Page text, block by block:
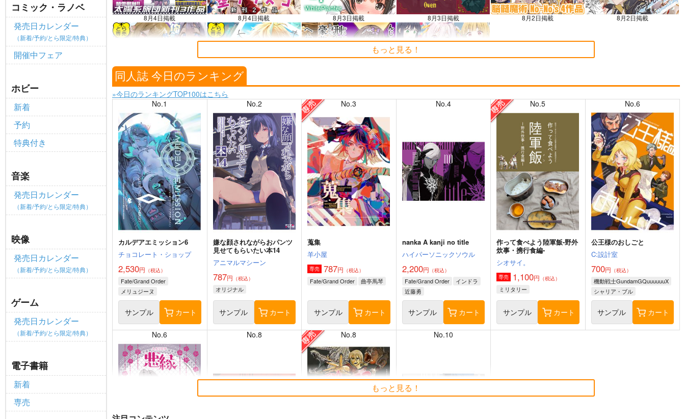
コミック・ラノベ
発売日カレンダー
（新着/予約/とら限定/特典）
開催中フェア
ホビー
新着
予約
特典付き
音楽
発売日カレンダー
（新着/予約/とら限定/特典）
映像
発売日カレンダー
（新着/予約/とら限定/特典）
ゲーム
発売日カレンダー
（新着/予約/とら限定/特典）
電子書籍
新着
専売
全てのお知らせを見る
8月4日掲載 8月4日掲載 8月3日掲載 8月3日掲載 8月2日掲載 8月2日掲載
7月31日掲載 7月31日掲載
もっと見る！
同人誌 今日のランキング
»今日のランキングTOP100はこちら
No.1
カルデアエミッション6
チョコレート・ショップ
2,530円 （税込）
Fate/Grand Order
メリュジーヌ
サンプル カート
No.2
嫌な顔されながらおパンツ
見せてもらいたい本14
アニマルマシーン
787円 （税込）
オリジナル
サンプル カート
No.3
蒐集
羊小屋
専売 787円 （税込）
Fate/Grand Order 曲亭馬琴
サンプル カート
No.4
nanka A kanji no title
ハイパーソニックソウル
2,200円 （税込）
Fate/Grand Order
インドラ
近藤勇
サンプル カート
No.5
作って食べよう陸軍飯-野外
炊事・携行食編-
シオサイ。
専売 1,100円 （税込）
ミリタリー
サンプル カート
No.6
公王様のおしごと
C:設計室
700円 （税込）
機動戦士GundamGQuuuuuuX
シャリア・ブル
アルテイシア
サンプル カート
No.6 No.8 No.8 No.10
もっと見る！